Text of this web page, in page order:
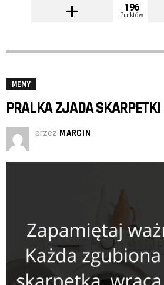
196
Punktów
MEMY
PRALKA ZJADA SKARPETKI
przez MARCIN